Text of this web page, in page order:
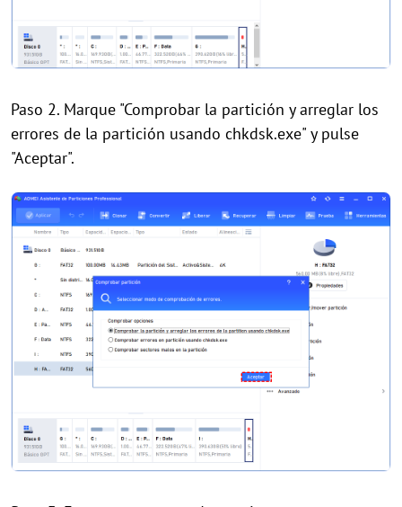
Paso 2. Marque "Comprobar la partición y arreglar los
errores de la partición usando chkdsk.exe" y pulse
"Aceptar".